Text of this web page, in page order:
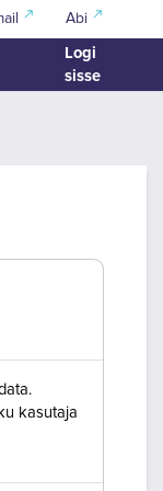
Abi
Logi
sisse
kasutaja